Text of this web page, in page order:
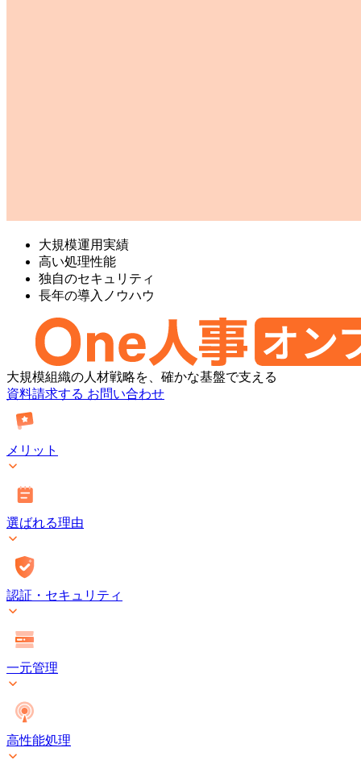
大規模運用実績
高い処理性能
独自のセキュリティ
長年の導入ノウハウ
One
人
[タ
ン
マ
ジ
メ
ン
ト・
オ
ン
レ
ス]
大規模組織の人材戦略を、確かな基盤で支える
資料請求する お問い合わせ
メリット
選ばれる理由
認証・セキュリティ
一元管理
高性能処理